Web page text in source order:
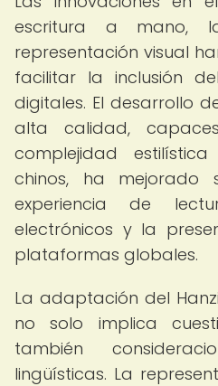
escritura a mano,
representación visual
facilitar la inclusión
digitales. El desarrollo
alta calidad,
complejidad
chinos, ha mejorado
experiencia de
electrónicos y la
plataformas globales.
La adaptación del
no solo implica
también
lingüísticas. La